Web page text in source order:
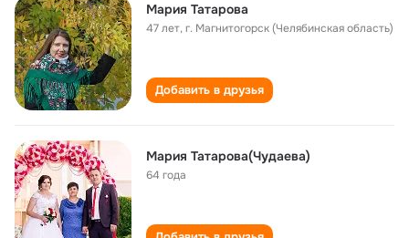
Мария Татарова
47 лет,г. Магнитогорск (Челябинская область)
Добавить в друзья
Мария Татарова(Чудаева)
64 года